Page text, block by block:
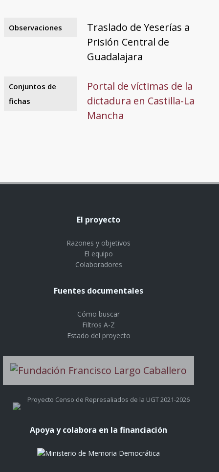
Observaciones
Traslado de Yeserías a
Prisión Central de
Guadalajara
Conjuntos de
fichas
Portal de víctimas de la
dictadura en Castilla-La
Mancha
El proyecto
Razones y objetivos
El equipo
Colaboradores
Fuentes documentales
Cómo buscar
Filtros A-Z
Estado del proyecto
Proyecto Censo de Represaliados de la UGT 2021-2026
Apoya y colabora en la financiación